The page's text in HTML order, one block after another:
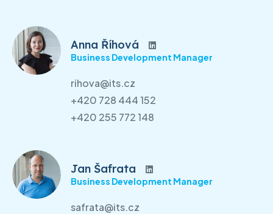
Anna Říhová
Business Development Manager
rihova@its.cz
+420 728 444 152
+420 255 772 148
Jan Šafrata
Business Development Manager
safrata@its.cz